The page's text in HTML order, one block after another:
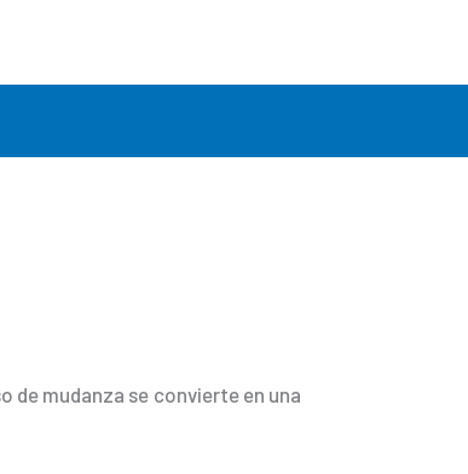
mudanza se convierte en una